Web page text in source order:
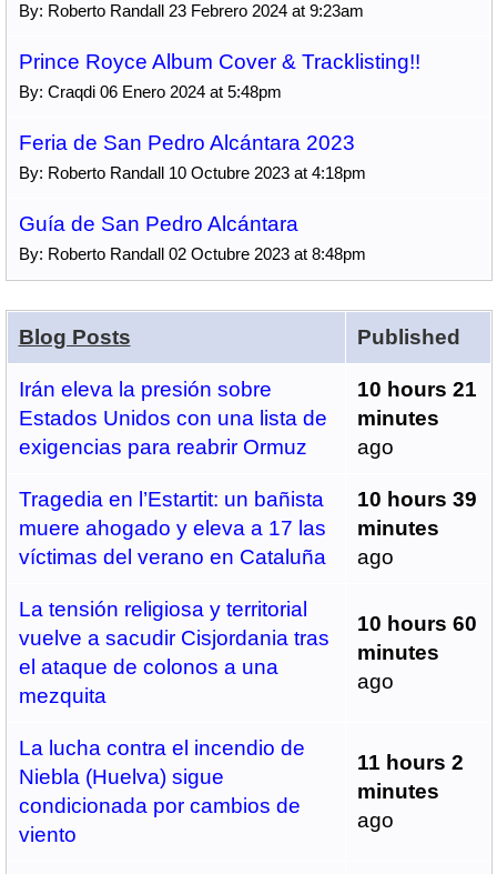
By: Roberto Randall 23 Febrero 2024 at 9:23am
Prince Royce Album Cover & Tracklisting!!
By: Craqdi 06 Enero 2024 at 5:48pm
Feria de San Pedro Alcántara 2023
By: Roberto Randall 10 Octubre 2023 at 4:18pm
Guía de San Pedro Alcántara
By: Roberto Randall 02 Octubre 2023 at 8:48pm
Blog Posts Published
Irán eleva la presión sobre
Estados Unidos con una lista de
exigencias para reabrir Ormuz
10 hours 21
minutes
ago
Tragedia en l’Estartit: un bañista
muere ahogado y eleva a 17 las
víctimas del verano en Cataluña
10 hours 39
minutes
ago
La tensión religiosa y territorial
vuelve a sacudir Cisjordania tras
el ataque de colonos a una
mezquita
10 hours 60
minutes
ago
La lucha contra el incendio de
Niebla (Huelva) sigue
condicionada por cambios de
viento
11 hours 2
minutes
ago